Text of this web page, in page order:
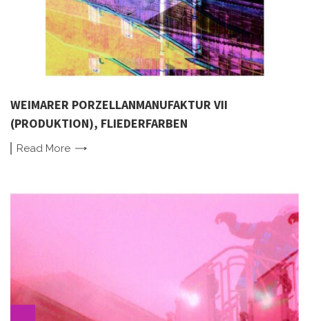
WEIMARER PORZELLANMANUFAKTUR VII
(PRODUKTION), FLIEDERFARBEN
Read More